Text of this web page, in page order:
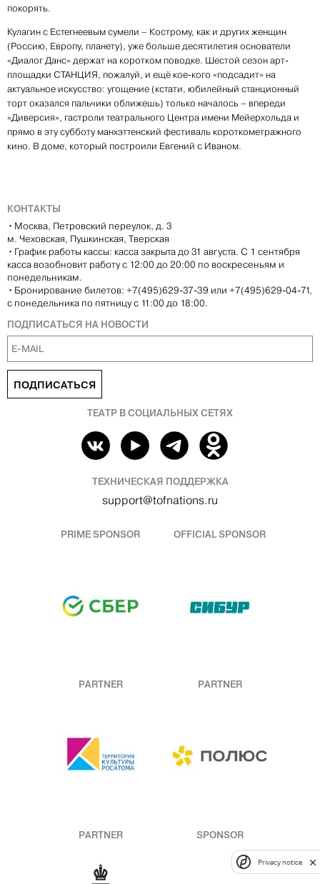
покорять.
Кулагин с Естегнеевым сумели – Кострому, как и других женщин
(Россию, Европу, планету), уже больше десятилетия основатели
«Диалог Данс» держат на коротком поводке. Шестой сезон арт-
площадки СТАНЦИЯ, пожалуй, и ещё кое-кого «подсадит» на
актуальное искусство: угощение (кстати, юбилейный станционный
торт оказался пальчики оближешь) только началось – впереди
«Диверсия», гастроли театрального Центра имени Мейерхольда и
прямо в эту субботу манхэттенский фестиваль короткометражного
кино. В доме, который построили Евгений с Иваном.
КОНТАКТЫ
• Москва, Петровский переулок, д. 3
м. Чеховская, Пушкинская, Тверская
• График работы кассы: касса закрыта до 31 августа. С 1 сентября
касса возобновит работу с 12:00 до 20:00 по воскресеньям и
понедельникам.
• Бронирование билетов: +7(495)629-37-39 или +7(495)629-04-71,
с понедельника по пятницу с 11:00 до 18:00.
ПОДПИСАТЬСЯ НА НОВОСТИ
ПОДПИСАТЬСЯ
ТЕАТР В СОЦИАЛЬНЫХ СЕТЯХ
ТЕХНИЧЕСКАЯ ПОДДЕРЖКА
support@tofnations.ru
PRIME SPONSOR OFFICIAL SPONSOR
PARTNER PARTNER
PARTNER SPONSOR
Privacy notice